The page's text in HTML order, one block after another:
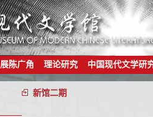
展陈广角 理论研究 中国现代文学研
新馆二期